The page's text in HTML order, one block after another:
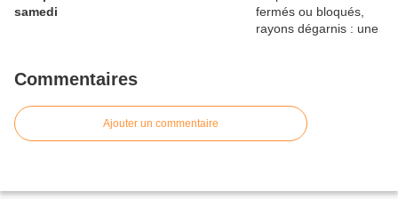
samedi
Commentaires
Ajouter un commentaire